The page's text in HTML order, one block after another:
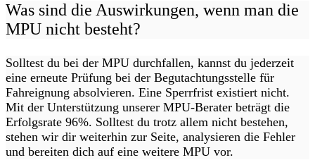
Was sind die Auswirkungen, wenn man die
MPU nicht besteht?
Solltest du bei der MPU durchfallen, kannst du jederzeit
eine erneute Prüfung bei der Begutachtungsstelle für
Fahreignung absolvieren. Eine Sperrfrist existiert nicht.
Mit der Unterstützung unserer MPU-Berater beträgt die
Erfolgsrate 96%. Solltest du trotz allem nicht bestehen,
stehen wir dir weiterhin zur Seite, analysieren die Fehler
und bereiten dich auf eine weitere MPU vor.